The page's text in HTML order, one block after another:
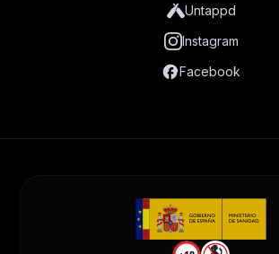
Untappd
Instagram
Facebook